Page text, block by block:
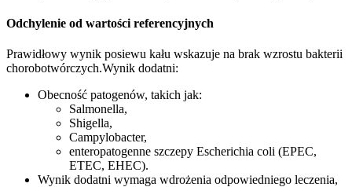
Odchylenie od wartości referencyjnych
Prawidłowy wynik posiewu kału wskazuje na brak wzrostu bakterii
chorobotwórczych.Wynik dodatni:
Obecność patogenów, takich jak:
Salmonella,
Shigella,
Campylobacter,
enteropatogenne szczepy Escherichia coli (EPEC,
ETEC, EHEC).
Wynik dodatni wymaga wdrożenia odpowiedniego leczenia,